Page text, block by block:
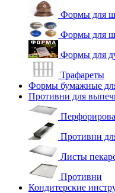
Формы для
Формы для
Формы для
Трафареты
Формы бумажные
Противни для
Противни
Листы
Противни
Кондитерские